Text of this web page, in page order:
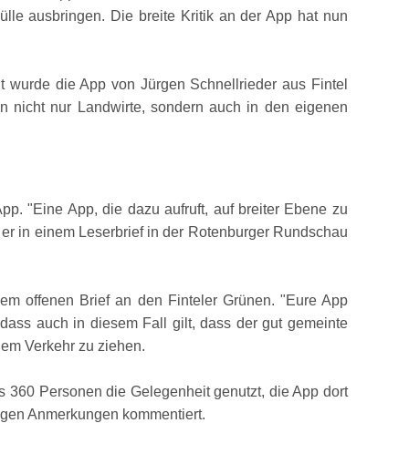
ausbringen. Die breite Kritik an der App hat nun
die App von Jürgen Schnellrieder aus Fintel
nicht nur Landwirte, sondern auch in den eigenen
Eine App, die dazu aufruft, auf breiter Ebene zu
in einem Leserbrief in der Rotenburger Rundschau
offenen Brief an den Finteler Grünen.
Eure App
auch in diesem Fall gilt, dass der gut gemeinte
Verkehr zu ziehen.
Personen die Gelegenheit genutzt, die App dort
Anmerkungen kommentiert.